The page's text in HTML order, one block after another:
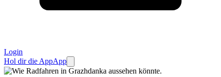
Login
Hol dir die AppApp